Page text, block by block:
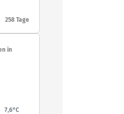
258 Tage
in
7,6°C